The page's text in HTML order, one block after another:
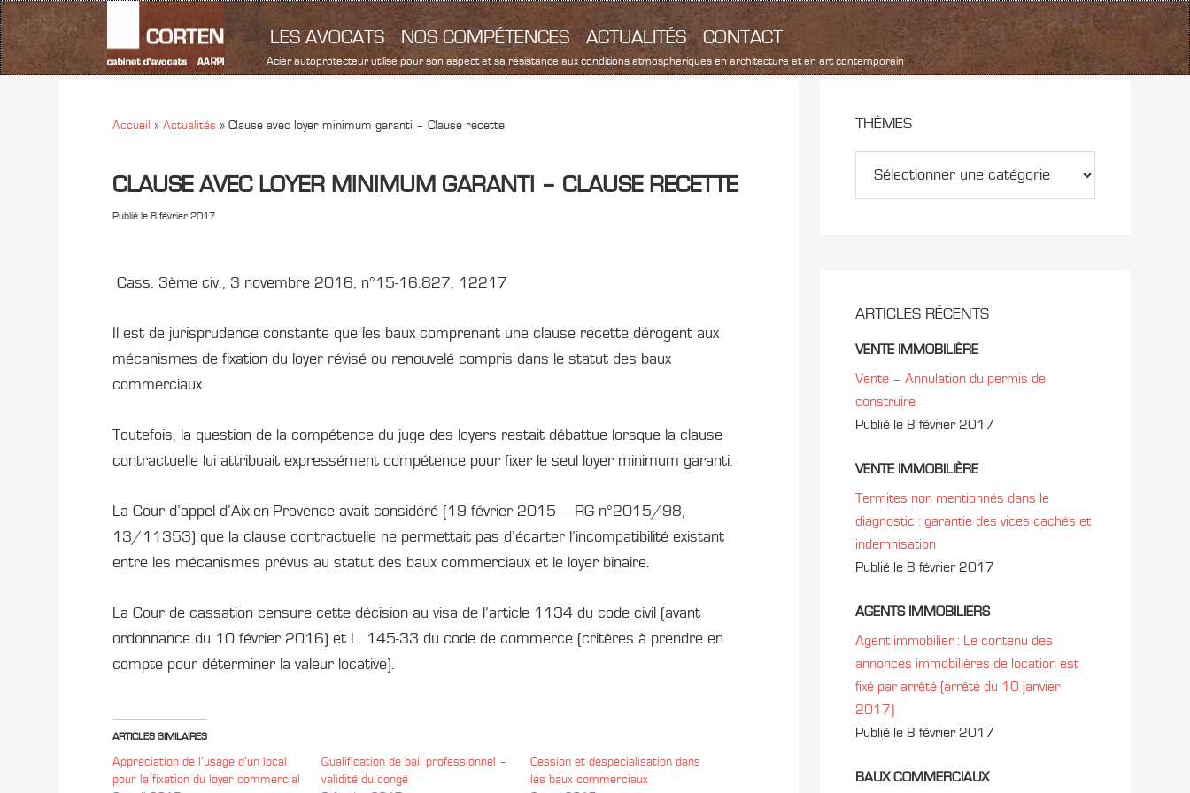
Acier autoprotecteur utilisé pour son aspect et sa résistance aux conditions atmosphériques en architecture et en art contemporain
LES AVOCATS NOS COMPÉTENCES ACTUALITÉS CONTACT
Accueil »Actualités »Clause avec loyer minimum garanti – Clause recette
CLAUSE AVEC LOYER MINIMUM GARANTI – CLAUSE RECETTE
Publié le8 février 2017
Cass. 3ème civ., 3 novembre 2016, n°15-16.827, 12217
Il est de jurisprudence constante que les baux comprenant une clause recette dérogent aux
mécanismes de fixation du loyer révisé ou renouvelé compris dans le statut des baux
commerciaux.
Toutefois, la question de la compétence du juge des loyers restait débattue lorsque la clause
contractuelle lui attribuait expressément compétence pour fixer le seul loyer minimum garanti.
La Cour d’appel d’Aix-en-Provence avait considéré (19 février 2015 – RG n°2015/98,
13/11353) que la clause contractuelle ne permettait pas d’écarter l’incompatibilité existant
entre les mécanismes prévus au statut des baux commerciaux et le loyer binaire.
La Cour de cassation censure cette décision au visa de l’article 1134 du code civil (avant
ordonnance du 10 février 2016) et L. 145-33 du code de commerce (critères à prendre en
compte pour déterminer la valeur locative).
ARTICLES SIMILAIRES
Appréciation de l’usage d’un local
pour la fixation du loyer commercial
Qualification de bail professionnel –
validité du congé
Cession et despécialisation dans
les baux commerciaux
THÈMES
ARTICLES RÉCENTS
VENTE IMMOBILIÈRE
Vente – Annulation du permis de
construire
Publié le 8 février 2017
VENTE IMMOBILIÈRE
Termites non mentionnés dans le
diagnostic : garantie des vices cachés et
indemnisation
Publié le 8 février 2017
AGENTS IMMOBILIERS
Agent immobilier : Le contenu des
annonces immobilières de location est
fixé par arrêté (arrêté du 10 janvier
2017)
Publié le 8 février 2017
BAUX COMMERCIAUX